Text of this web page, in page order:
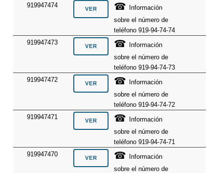
919947474
☎ Información
sobre el número de
teléfono 919-94-74-74
919947473
☎ Información
sobre el número de
teléfono 919-94-74-73
919947472
☎ Información
sobre el número de
teléfono 919-94-74-72
919947471
☎ Información
sobre el número de
teléfono 919-94-74-71
919947470
☎ Información
sobre el número de